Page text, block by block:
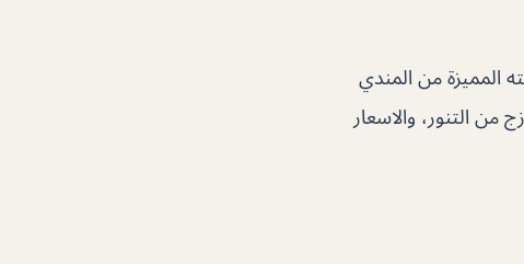
المميزة من المندي
من التنور، والاسعار